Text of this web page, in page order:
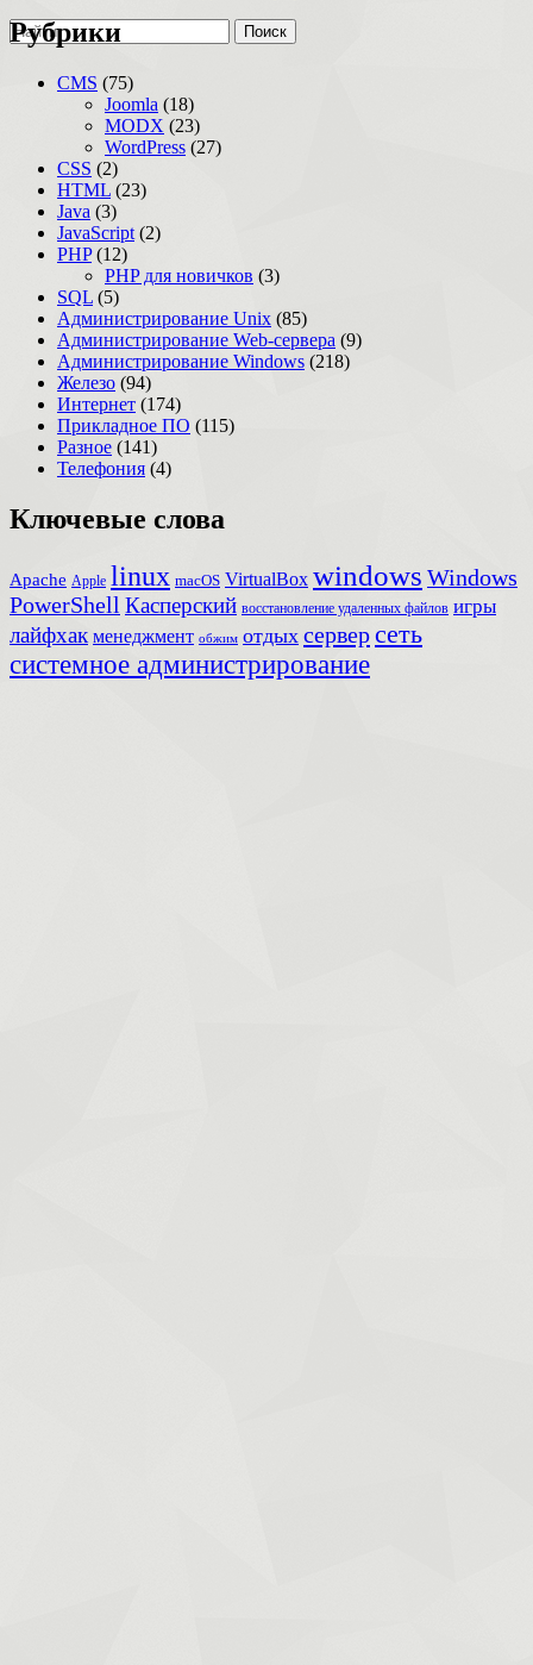
Поиск
Рубрики
CMS (75)
Joomla (18)
MODX (23)
WordPress (27)
CSS (2)
HTML (23)
Java (3)
JavaScript (2)
PHP(12)
PHP для новичков (3)
SQL (5)
Администрирование Unix (85)
Администрирование Web-сервера (9)
Администрирование Windows (218)
Железо (94)
Интернет (174)
Прикладное ПО (115)
Разное (141)
Телефония (4)
Ключевые слова
Apache Apple linux macOS VirtualBox windows Windows
PowerShell Касперский восстановление удаленных файлов игры
лайфхак менеджмент обжим отдых серверсеть
системное администрирование